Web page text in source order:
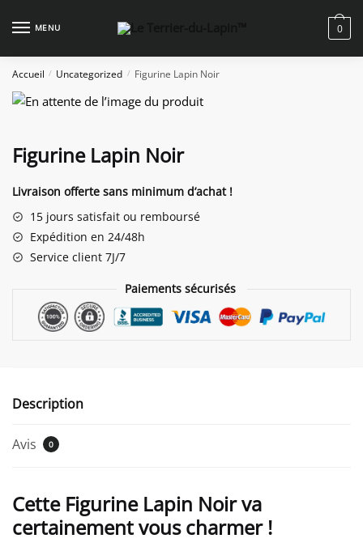
MENU 0
Accueil / Uncategorized / Figurine Lapin Noir
Figurine Lapin Noir
Livraison offerte sans minimum d’achat !
15 jours satisfait ou remboursé
Expédition en 24/48h
Service client 7J/7
Paiements sécurisés
Description
Avis 0
Cette Figurine Lapin Noir va
certainement vous charmer !